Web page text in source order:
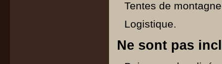
Tentes de
Logistique.
Ne sont pas